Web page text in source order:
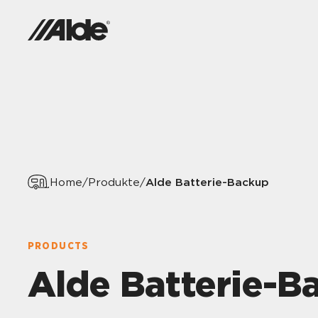
Home/Produkte/Alde Batterie-Backup
PRODUCTS
Alde Batterie-